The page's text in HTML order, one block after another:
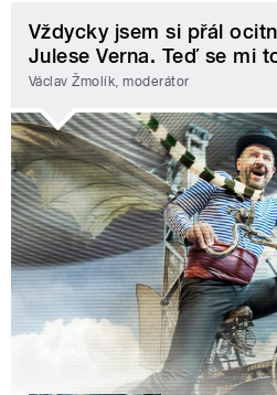
Vždycky jsem si přál
Julese Verna. Teď se mi
Václav Žmolík, moderátor